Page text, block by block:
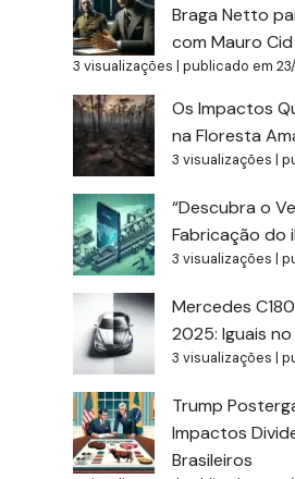
Braga Netto
com Mauro Cid
3 visualizações |publicado em
Os Impactos
na Floresta
3 visualizações |
“Descubra o
Fabricação do
3 visualizações |
Mercedes
2025: Iguais
3 visualizações |
Trump
Impactos
Brasileiros